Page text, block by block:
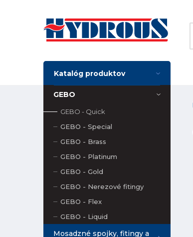
Katalóg produktov
GEBO
GEBO - Quick
GEBO - Special
GEBO - Brass
GEBO - Platinum
GEBO - Gold
GEBO - Nerezové fitingy
GEBO - Flex
GEBO - Liquid
Mosadzné spojky, fitingy a